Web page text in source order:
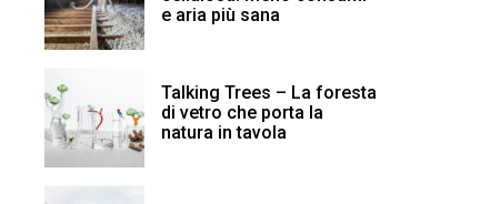
e aria più sana
Talking Trees – La foresta
di vetro che porta la
natura in tavola